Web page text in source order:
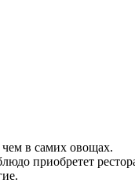
в самих овощах.
приобретет